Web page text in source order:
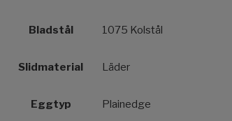
Bladstål 1075 Kolstål
Slidmaterial Läder
Eggtyp Plainedge